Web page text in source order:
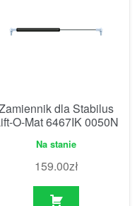
dla Stabilus
O-Mat 6467IK 0050N
Na stanie
159.00zł